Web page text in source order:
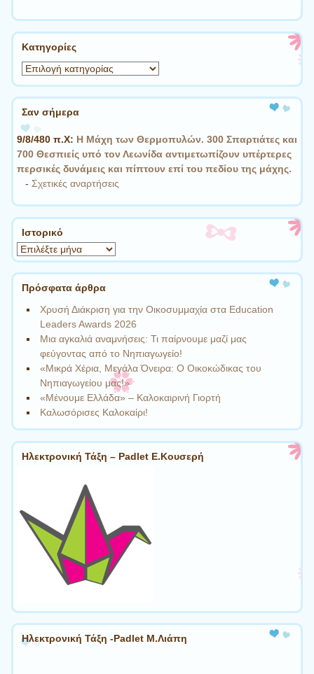
Kατηγορίες
Kατηγορίες
Σαν σήμερα
9/8/480 π.Χ: Η Μάχη των Θερμοπυλών. 300 Σπαρτιάτες και
700 Θεσπιείς υπό τον Λεωνίδα αντιμετωπίζουν υπέρτερες
περσικές δυνάμεις και πίπτουν επί του πεδίου της μάχης.
- Σχετικές αναρτήσεις
Ιστορικό
Ιστορικό
Πρόσφατα άρθρα
Χρυσή Διάκριση για την Οικοσυμμαχία στα Education
Leaders Awards 2026
Μια αγκαλιά αναμνήσεις: Τι παίρνουμε μαζί μας
φεύγοντας από το Νηπιαγωγείο!
«Μικρά Χέρια, Μεγάλα Όνειρα: Ο Οικοκώδικας του
Νηπιαγωγείου μας!»
«Μένουμε Ελλάδα» – Καλοκαιρινή Γιορτή
Καλωσόρισες Καλοκαίρι!
Ηλεκτρονική Τάξη – Padlet Ε.Κουσερή
Ηλεκτρονική Τάξη -Padlet Μ.Λιάπη